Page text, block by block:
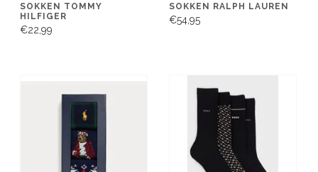
SOKKEN TOMMY
HILFIGER
€22,99
SOKKEN RALPH LAUREN
€54,95